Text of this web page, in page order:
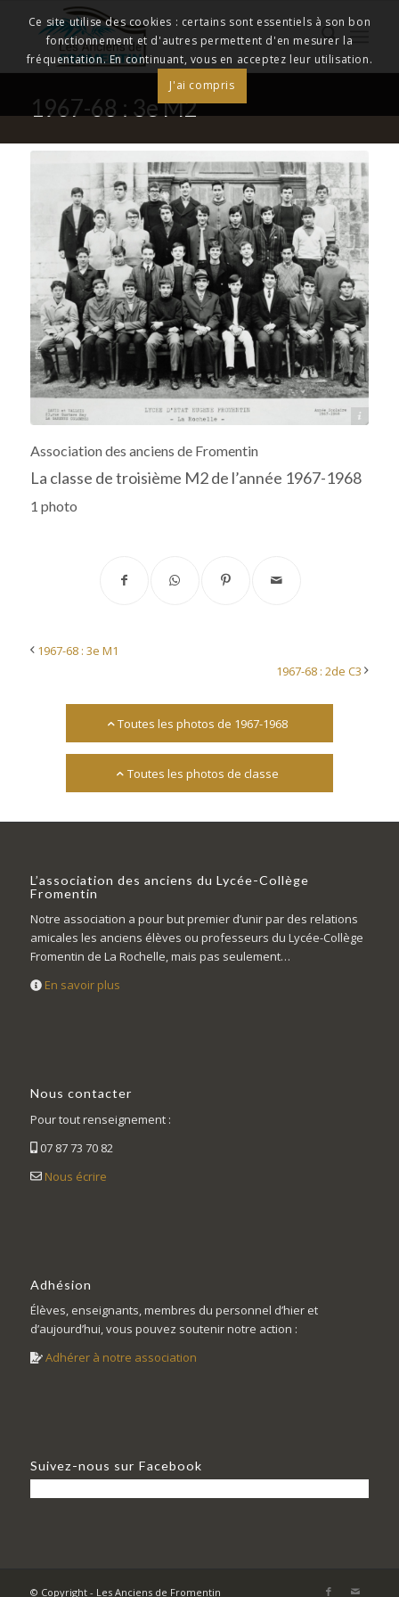
1967-68 : 3e M2
Archives départementales 17
Association des anciens de Fromentin
La classe de troisième M2 de l’année 1967-1968
1 photo
1967-68 : 3e M1
1967-68 : 2de C3
Toutes les photos de 1967-1968
Toutes les photos de classe
L’association des anciens du Lycée-Collège
Fromentin
Notre association a pour but premier d’unir par des relations
amicales les anciens élèves ou professeurs du Lycée-Collège
Fromentin de La Rochelle, mais pas seulement…
En savoir plus
Nous contacter
Pour tout renseignement :
07 87 73 70 82
Nous écrire
Adhésion
Élèves, enseignants, membres du personnel d’hier et
d’aujourd’hui, vous pouvez soutenir notre action :
Adhérer à notre association
Suivez-nous sur Facebook
© Copyright - Les Anciens de Fromentin
Ce site utilise des cookies : certains sont essentiels à son bon
fonctionnement et d'autres permettent d'en mesurer la
fréquentation. En continuant, vous en acceptez leur utilisation.
J'ai compris